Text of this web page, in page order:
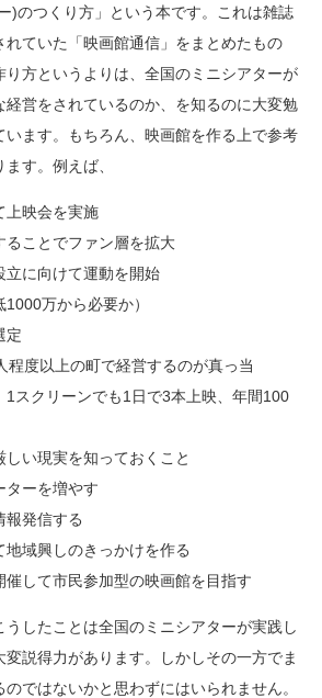
)のつくり方」という本です。これは雑誌
れていた「映画館通信」をまとめたもの
り方というよりは、全国のミニシアターが
経営をされているのか、を知るのに大変勉
います。もちろん、映画館を作る上で参考
す。例えば、
上映会を実施
ることでファン層を拡大
立に向けて運動を開始
万から必要か）
定
程度以上の町で経営するのが真っ当
1スクリーンでも1日で3本上映、年間100
しい現実を知っておくこと
ターを増やす
報発信する
地域興しのきっかけを作る
催して市民参加型の映画館を目指す
うしたことは全国のミニシアターが実践し
説得力があります。しかしその一方でま
ではないかと思わずにはいられません。